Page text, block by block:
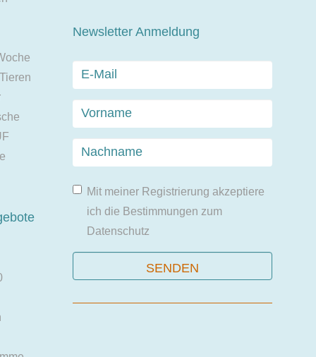
Newsletter Anmeldung
Mit meiner Registrierung akzeptiere
ich die Bestimmungen zum
Datenschutz